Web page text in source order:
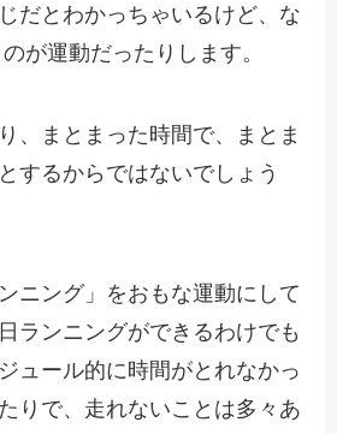
だとわかっちゃいるけど、な
が運動だったりします。
、まとまった時間で、まとま
するからではないでしょう
ニング」をおもな運動にして
ランニングができるわけでも
ュール的に時間がとれなかっ
りで、走れないことは多々あ